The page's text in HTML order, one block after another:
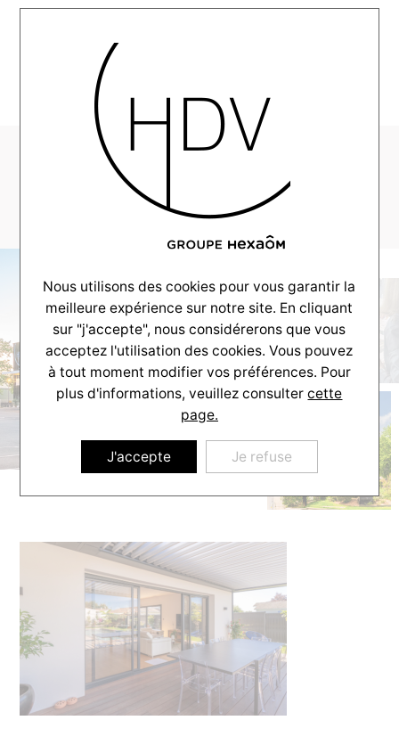
Sans titre-
1_0007_DSC_9337
Nous utilisons des cookies pour vous garantir la
meilleure expérience sur notre site. En cliquant
sur "j'accepte", nous considérerons que vous
acceptez l'utilisation des cookies. Vous pouvez
à tout moment modifier vos préférences. Pour
plus d'informations, veuillez consultercette
page.
J'accepte Je refuse